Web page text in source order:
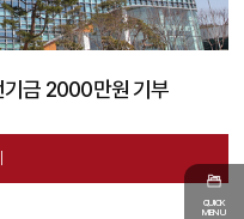
QUICK
MENU
쾌척…교육혁신 힘 싣는다